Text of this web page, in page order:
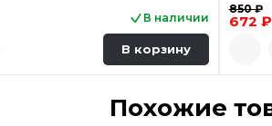
В наличии
В корзину
850 ₽
672 ₽
Похожие